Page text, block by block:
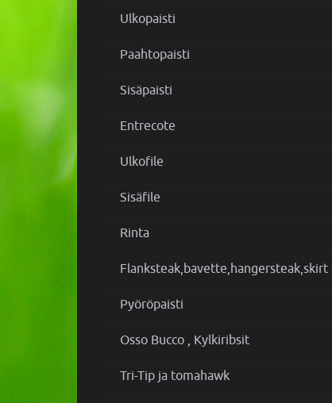
Ulkopaisti
Paahtopaisti
Sisäpaisti
Entrecote
Ulkofile
Sisäfile
Rinta
Flanksteak,bavette,hangersteak,skirt
Pyöröpaisti
Osso Bucco , Kylkiribsit
Tri-Tip ja tomahawk